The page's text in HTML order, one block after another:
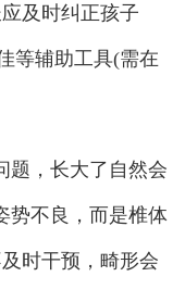
及时纠正孩子
等辅助工具(需在
，长大了自然会
势不良，而是椎体
时干预，畸形会